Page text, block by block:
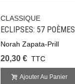
CLASSIQUE
ECLIPSES: 57 POÈMES
Norah Zapata-Prill
20,30 € TTC
Ajouter Au Panier